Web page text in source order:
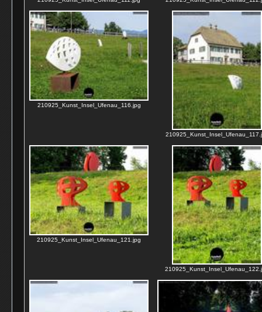
210925_Kunst_Insel_Ufenau_116.jpg
210925_Kunst_Insel_Ufenau_121.jpg